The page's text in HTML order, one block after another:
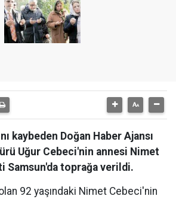
kaybeden Doğan Haber Ajansı
Uğur Cebeci'nin annesi Nimet
Samsun'da toprağa verildi.
92 yaşındaki Nimet Cebeci'nin